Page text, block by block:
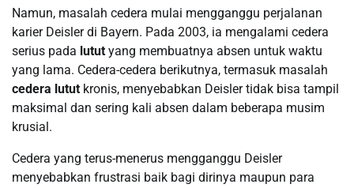
Namun, masalah cedera mulai mengganggu perjalanan
karier Deisler di Bayern. Pada 2003, ia mengalami cedera
serius pada lutut yang membuatnya absen untuk waktu
yang lama. Cedera-cedera berikutnya, termasuk masalah
cedera lutut kronis, menyebabkan Deisler tidak bisa tampil
maksimal dan sering kali absen dalam beberapa musim
krusial.
Cedera yang terus-menerus mengganggu Deisler
menyebabkan frustrasi baik bagi dirinya maupun para